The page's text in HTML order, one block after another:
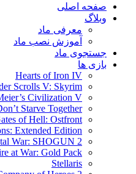
صفحه اصلی
وبلاگ
معرفی ماد
آموزش نصب ماد
جستجوی ماد
بازی ها
Hearts of Iron IV
Scrolls V: Skyrim
Civilization V
Starve Together
of Hell: Ostfront
Extended Edition
War: SHOGUN 2
at War: Gold Pack
Stellaris